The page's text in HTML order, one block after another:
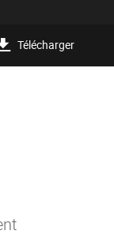
Télécharger